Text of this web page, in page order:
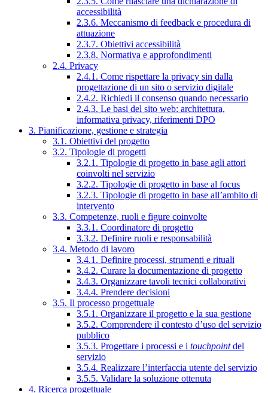
accessibilità
2.3.6. Meccanismo di feedback e procedura di
attuazione
2.3.7. Obiettivi accessibilità
2.3.8. Normativa e approfondimenti
2.4. Privacy
2.4.1. Come rispettare la privacy sin dalla
progettazione di un sito o servizio digitale
2.4.2. Richiedi il consenso quando necessario
2.4.3. Le basi del sito web: architettura,
informativa privacy, riferimenti DPO
3. Pianificazione, gestione e strategia
3.1. Obiettivi del progetto
3.2. Tipologie di progetti
3.2.1. Tipologie di progetto in base agli attori
coinvolti nel servizio
3.2.2. Tipologie di progetto in base al focus
3.2.3. Tipologie di progetto in base all’ambito di
intervento
3.3. Competenze, ruoli e figure coinvolte
3.3.1. Coordinatore di progetto
3.3.2. Definire ruoli e responsabilità
3.4. Metodo di lavoro
3.4.1. Definire processi, strumenti e rituali
3.4.2. Curare la documentazione di progetto
3.4.3. Organizzare tavoli tecnici collaborativi
3.4.4. Prendere decisioni
3.5. Il processo progettuale
3.5.1. Organizzare il progetto e la sua gestione
3.5.2. Comprendere il contesto d’uso del servizio
pubblico
3.5.3. Progettare i processi e i touchpointdel
servizio
3.5.4. Realizzare l’interfaccia utente del servizio
3.5.5. Validare la soluzione ottenuta
4. Ricerca progettuale